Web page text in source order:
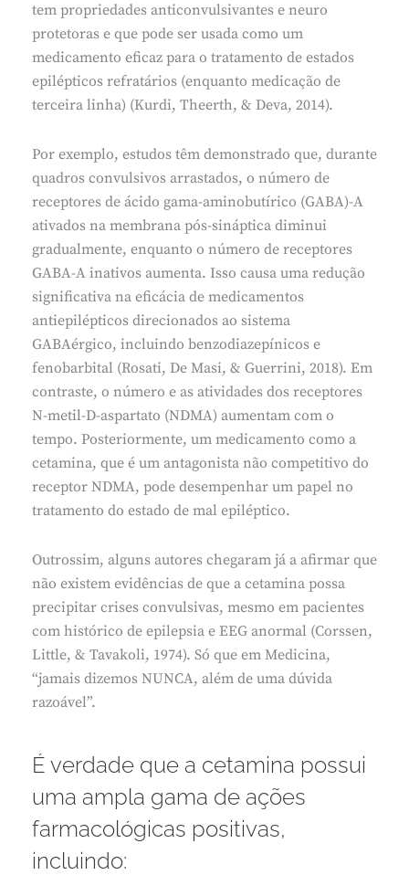
tem propriedades anticonvulsivantes e neuro
protetoras e que pode ser usada como um
medicamento eficaz para o tratamento de estados
epilépticos refratários (enquanto medicação de
terceira linha) (Kurdi, Theerth, & Deva, 2014).
Por exemplo, estudos têm demonstrado que, durante
quadros convulsivos arrastados, o número de
receptores de ácido gama-aminobutírico (GABA)-A
ativados na membrana pós-sináptica diminui
gradualmente, enquanto o número de receptores
GABA-A inativos aumenta. Isso causa uma redução
significativa na eficácia de medicamentos
antiepilépticos direcionados ao sistema
GABAérgico, incluindo benzodiazepínicos e
fenobarbital (Rosati, De Masi, & Guerrini, 2018). Em
contraste, o número e as atividades dos receptores
N-metil-D-aspartato (NDMA) aumentam com o
tempo. Posteriormente, um medicamento como a
cetamina, que é um antagonista não competitivo do
receptor NDMA, pode desempenhar um papel no
tratamento do estado de mal epiléptico.
Outrossim, alguns autores chegaram já a afirmar que
não existem evidências de que a cetamina possa
precipitar crises convulsivas, mesmo em pacientes
com histórico de epilepsia e EEG anormal (Corssen,
Little, & Tavakoli, 1974). Só que em Medicina,
“jamais dizemos NUNCA, além de uma dúvida
razoável”.
É verdade que a cetamina possui
uma ampla gama de ações
farmacológicas positivas,
incluindo: